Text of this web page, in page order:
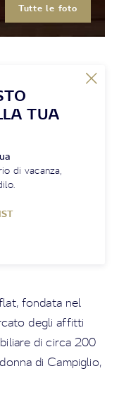
Tutte le foto
TUA
di vacanza,
fondata nel
degli affitti
di circa 200
di Campiglio,